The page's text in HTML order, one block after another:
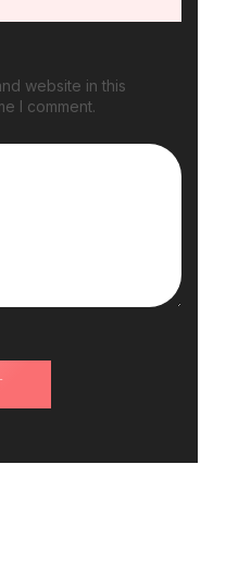
website in this
I comment.